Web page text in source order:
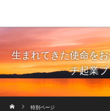
生まれてきた使命を
チ起業
特別ページ